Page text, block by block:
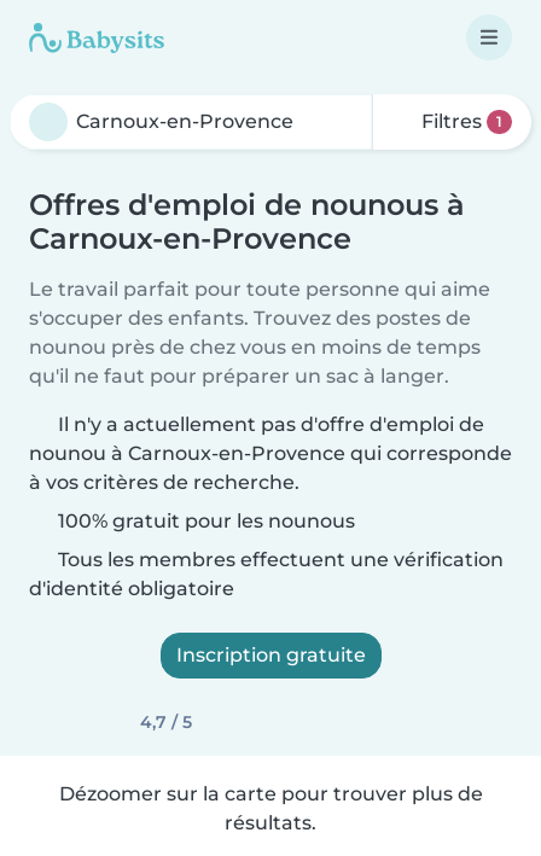
Filtres 1
Offres d'emploi de nounous à
Carnoux-en-Provence
Le travail parfait pour toute personne qui aime
s'occuper des enfants. Trouvez des postes de
nounou près de chez vous en moins de temps
qu'il ne faut pour préparer un sac à langer.
Il n'y a actuellement pas d'offre d'emploi de
nounou à Carnoux-en-Provence qui corresponde
à vos critères de recherche.
100% gratuit pour les nounous
Tous les membres effectuent une vérification
d'identité obligatoire
Inscription gratuite
4,7 / 5
Dézoomer sur la carte pour trouver plus de
résultats.